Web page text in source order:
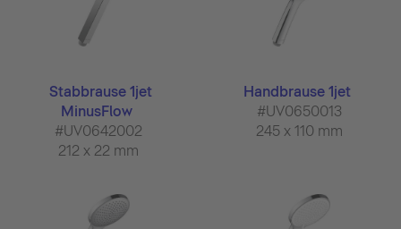
Stabbrause 1jet
MinusFlow
#UV0642002
212 x 22 mm
Handbrause 1jet
#UV0650013
245 x 110 mm